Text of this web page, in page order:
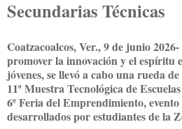
Secundarias Técnicas
Coatzacoalcos, Ver., 9 de junio
promover la innovación y el espíritu
jóvenes, se llevó a cabo una rueda
11ª Muestra Tecnológica de
6ª Feria del Emprendimiento,
desarrollados por estudiantes de la